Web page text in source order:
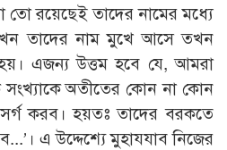
তো রয়েছেই তাদের নামের মধ্যে
তাদের নাম মুখে আসে তখন
এজন্য উত্তম হবে যে, আমরা
সংখ্যাকে অতীতের কোন না কোন
করব। হয়তঃ তাদের বরকতে
এ উদ্দেশ্যে মুহাযযাব নিজের